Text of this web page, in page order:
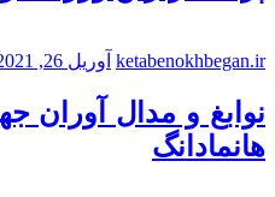
ketabenokhbegan.ir آوریل 26, 2021
نوابغ و مدال آوران
هانمادانگ